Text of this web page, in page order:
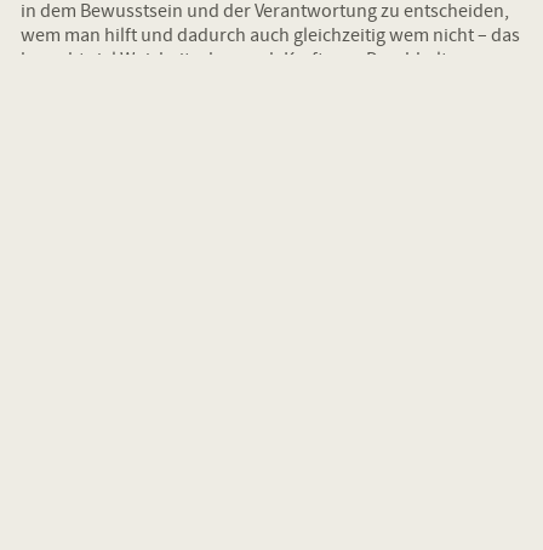
in dem Bewusstsein und der Verantwortung zu entscheiden,
wem man hilft und dadurch auch gleichzeitig wem nicht – das
braucht viel Weisheit, aber auch Kraft zum Durchhalten.